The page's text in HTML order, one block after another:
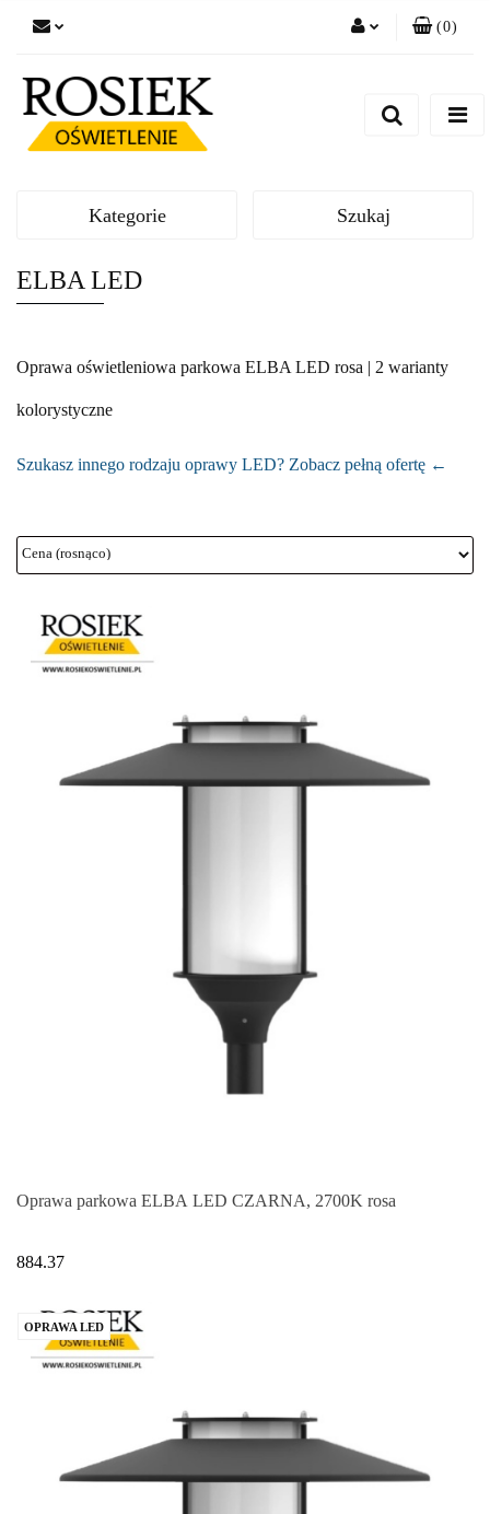
(0)
Kategorie Szukaj
ELBA LED
Oprawa oświetleniowa parkowa ELBA LED rosa | 2 warianty
kolorystyczne
Szukasz innego rodzaju oprawy LED? Zobacz pełną ofertę ←
Oprawa parkowa ELBA LED CZARNA, 2700K rosa
884.37
OPRAWA LED